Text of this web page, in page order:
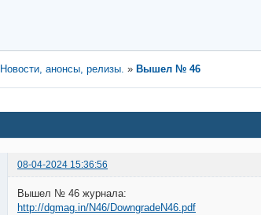
Новости, анонсы, релизы. »Вышел № 46
08-04-2024 15:36:56
Вышел № 46 журнала:
http://dgmag.in/N46/DowngradeN46.pdf